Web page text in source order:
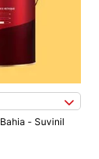
- Suvinil